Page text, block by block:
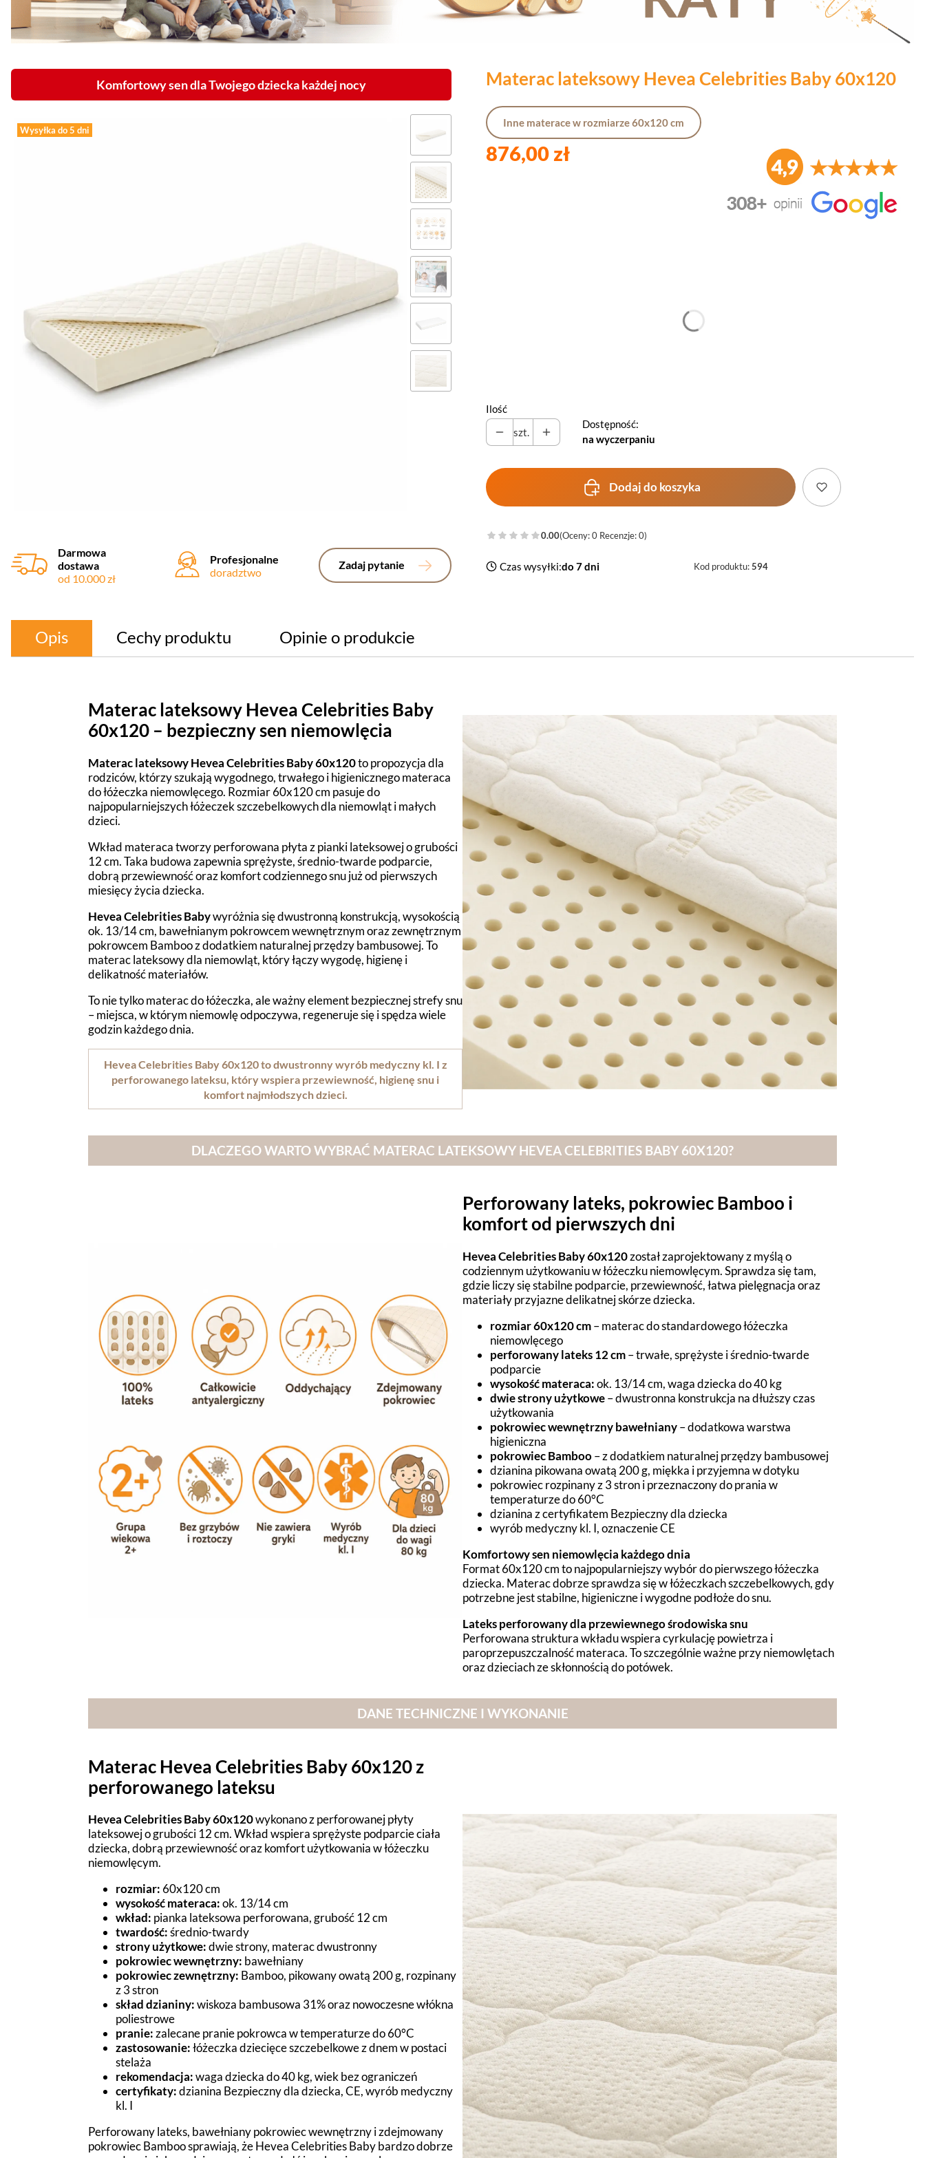
Komfortowy sen dla Twojego dziecka każdej nocy
Wysyłka do 5 dni
Darmowa
dostawa
od 10.000 zł
Profesjonalne
doradztwo
Zadaj pytanie
Materac lateksowy Hevea Celebrities Baby 60x120
Inne materace w rozmiarze 60x120 cm
876,00 zł
Ochraniacz
Ilość
szt.
Dostępność:
na wyczerpaniu
Dodaj do koszyka
0.00(Oceny: 0 Recenzje: 0)
Czas wysyłki:do 7 dni Kod produktu:594
Opis Cechy produktu Opinie o produkcie
Materac lateksowy Hevea Celebrities Baby
60x120 – bezpieczny sen niemowlęcia
Materac lateksowy Hevea Celebrities Baby 60x120to propozycja dla
rodziców, którzy szukają wygodnego, trwałego i higienicznego materaca
do łóżeczka niemowlęcego. Rozmiar 60x120 cm pasuje do
najpopularniejszych łóżeczek szczebelkowych dla niemowląt i małych
dzieci.
Wkład materaca tworzy perforowana płyta z pianki lateksowej o grubości
12 cm. Taka budowa zapewnia sprężyste, średnio-twarde podparcie,
dobrą przewiewność oraz komfort codziennego snu już od pierwszych
miesięcy życia dziecka.
Hevea Celebrities Babywyróżnia się dwustronną konstrukcją, wysokością
ok. 13/14 cm, bawełnianym pokrowcem wewnętrznym oraz zewnętrznym
pokrowcem Bamboo z dodatkiem naturalnej przędzy bambusowej. To
materac lateksowy dla niemowląt, który łączy wygodę, higienę i
delikatność materiałów.
To nie tylko materac do łóżeczka, ale ważny element bezpiecznej strefy snu
– miejsca, w którym niemowlę odpoczywa, regeneruje się i spędza wiele
godzin każdego dnia.
Hevea Celebrities Baby 60x120 to dwustronny wyrób medyczny kl. I z
perforowanego lateksu, który wspiera przewiewność, higienę snu i
komfort najmłodszych dzieci.
DLACZEGO WARTO WYBRAĆ MATERAC LATEKSOWY HEVEA CELEBRITIES BABY 60X120?
Perforowany lateks, pokrowiec Bamboo i
komfort od pierwszych dni
Hevea Celebrities Baby 60x120został zaprojektowany z myślą o
codziennym użytkowaniu w łóżeczku niemowlęcym. Sprawdza się tam,
gdzie liczy się stabilne podparcie, przewiewność, łatwa pielęgnacja oraz
materiały przyjazne delikatnej skórze dziecka.
rozmiar 60x120 cm– materac do standardowego łóżeczka
niemowlęcego
perforowany lateks 12 cm– trwałe, sprężyste i średnio-twarde
podparcie
wysokość materaca:ok. 13/14 cm, waga dziecka do 40 kg
dwie strony użytkowe– dwustronna konstrukcja na dłuższy czas
użytkowania
pokrowiec wewnętrzny bawełniany– dodatkowa warstwa
higieniczna
pokrowiec Bamboo– z dodatkiem naturalnej przędzy bambusowej
dzianina pikowana owatą 200 g, miękka i przyjemna w dotyku
pokrowiec rozpinany z 3 stron i przeznaczony do prania w
temperaturze do 60°C
dzianina z certyfikatem Bezpieczny dla dziecka
wyrób medyczny kl. I, oznaczenie CE
Komfortowy sen niemowlęcia każdego dnia
Format 60x120 cm to najpopularniejszy wybór do pierwszego łóżeczka
dziecka. Materac dobrze sprawdza się w łóżeczkach szczebelkowych, gdy
potrzebne jest stabilne, higieniczne i wygodne podłoże do snu.
Lateks perforowany dla przewiewnego środowiska snu
Perforowana struktura wkładu wspiera cyrkulację powietrza i
paroprzepuszczalność materaca. To szczególnie ważne przy niemowlętach
oraz dzieciach ze skłonnością do potówek.
DANE TECHNICZNE I WYKONANIE
Materac Hevea Celebrities Baby 60x120 z
perforowanego lateksu
Hevea Celebrities Baby 60x120wykonano z perforowanej płyty
lateksowej o grubości 12 cm. Wkład wspiera sprężyste podparcie ciała
dziecka, dobrą przewiewność oraz komfort użytkowania w łóżeczku
niemowlęcym.
rozmiar: 60x120 cm
wysokość materaca:ok. 13/14 cm
wkład: pianka lateksowa perforowana, grubość 12 cm
twardość:średnio-twardy
strony użytkowe:dwie strony, materac dwustronny
pokrowiec wewnętrzny: bawełniany
pokrowiec zewnętrzny: Bamboo, pikowany owatą 200 g, rozpinany
z 3 stron
skład dzianiny:wiskoza bambusowa 31% oraz nowoczesne włókna
poliestrowe
pranie:zalecane pranie pokrowca w temperaturze do 60°C
zastosowanie:łóżeczka dziecięce szczebelkowe z dnem w postaci
stelaża
rekomendacja:waga dziecka do 40 kg, wiek bez ograniczeń
certyfikaty:dzianina Bezpieczny dla dziecka, CE, wyrób medyczny
kl. I
Perforowany lateks, bawełniany pokrowiec wewnętrzny i zdejmowany
pokrowiec Bamboo sprawiają, że Hevea Celebrities Baby bardzo dobrze